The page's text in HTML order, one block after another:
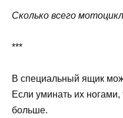
Сколько всего
***
В специальный ящик
Если уминать их
больше.